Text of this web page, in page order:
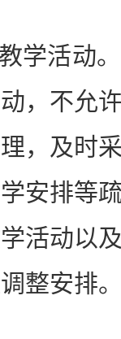
活动。
，不允
，及时
安排等
活动以
整安排